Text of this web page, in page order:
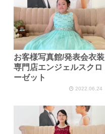
お客様写真館/発表会衣装
専門店エンジェルスクロ
ーゼット
2022.06.24